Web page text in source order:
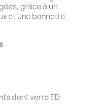
grâce à un
et une bonnette
dont verre ED